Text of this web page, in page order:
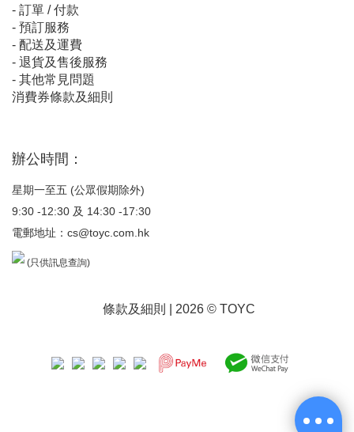
- 訂單 / 付款
- 預訂服務
- 配送及運費
- 退貨及售後服務
- 其他常見問題
消費券條款及細則
辦公時間：
星期一至五 (公眾假期除外)
9:30 -12:30 及 14:30 -17:30
電郵地址： cs@toyc.com.hk
(只供訊息查詢)
條款及細則 | 2026 © TOYC